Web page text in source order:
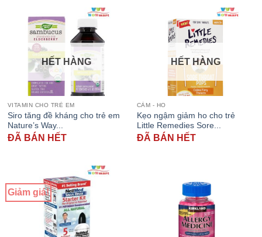
HẾT HÀNG
VITAMIN CHO TRẺ EM
Siro tăng đề kháng cho trẻ em
Nature’s Way...
ĐÃ BÁN HẾT
HẾT HÀNG
CẢM - HO
Kẹo ngậm giảm ho cho trẻ
Little Remedies Sore...
ĐÃ BÁN HẾT
Giảm giá!